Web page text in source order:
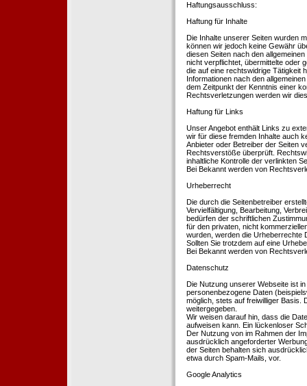
Haftungsausschluss:
Haftung für Inhalte
Die Inhalte unserer Seiten wurden
können wir jedoch keine Gewähr
diesen Seiten nach den
nicht verpflichtet, übermittelte oder
die auf eine rechtswidrige Tätigkeit
Informationen nach den
dem Zeitpunkt der Kenntnis einer
Rechtsverletzungen werden wir
Haftung für Links
Unser Angebot enthält Links zu
wir für diese fremden Inhalte auch
Anbieter oder Betreiber der Seiten
Rechtsverstöße überprüft.
inhaltliche Kontrolle der verlinkten
Bei Bekannt werden von
Urheberrecht
Die durch die Seitenbetreiber
Vervielfältigung, Bearbeitung,
bedürfen der schriftlichen
für den privaten, nicht
wurden, werden die Urheberrechte
Sollten Sie trotzdem auf eine
Bei Bekannt werden von
Datenschutz
Die Nutzung unserer Webseite ist
personenbezogene Daten
möglich, stets auf freiwilliger Basis.
weitergegeben.
Wir weisen darauf hin, dass die
aufweisen kann. Ein lückenloser
Der Nutzung von im Rahmen der
ausdrücklich angeforderter
der Seiten behalten sich
etwa durch Spam-Mails, vor.
Google Analytics